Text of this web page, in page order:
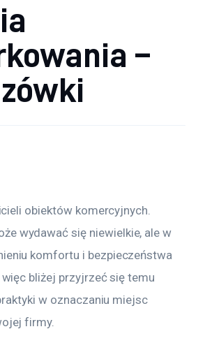
–
obiektów komercyjnych.
wydawać się niewielkie, ale w
komfortu i bezpieczeństwa
bliżej przyjrzeć się temu
w oznaczaniu miejsc
firmy.